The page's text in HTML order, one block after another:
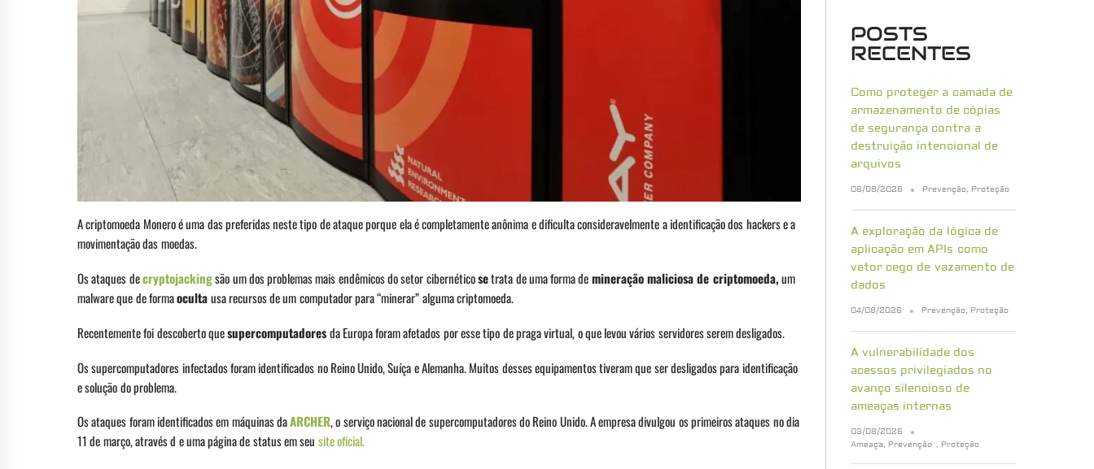
A criptomoeda Monero é uma das preferidas neste tipo de ataque porque ela é completamente anônima e dificulta consideravelmente a identificação dos hackers e a
movimentação das moedas.
Os ataques decryptojackingsão um dos problemas mais endêmicos do setor cibernéticosetrata de uma forma demineração maliciosa de criptomoeda,um
malware que de formaocultausa recursos de um computador para “minerar” alguma criptomoeda.
Recentemente foi descoberto quesupercomputadoresda Europa foram afetados por esse tipo de praga virtual, o que levou vários servidores serem desligados.
Os supercomputadores infectados foram identificados no Reino Unido, Suíça e Alemanha. Muitos desses equipamentos tiveram que ser desligados para identificação
e solução do problema.
Os ataques foram identificados em máquinas daARCHER, o serviço nacional de supercomputadores do Reino Unido. A empresa divulgou os primeiros ataques no dia
11 de março, através d e uma página de status em seu site oficial.
POSTS
RECENTES
Como proteger a camada de
armazenamento de cópias
de segurança contra a
destruição intencional de
arquivos
06/08/2026 Prevenção, Proteção
A exploração da lógica de
aplicação em APIs como
vetor cego de vazamento de
dados
04/08/2026 Prevenção, Proteção
A vulnerabilidade dos
acessos privilegiados no
avanço silencioso de
ameaças internas
03/08/2026
Ameaça, Prevenção , Proteção